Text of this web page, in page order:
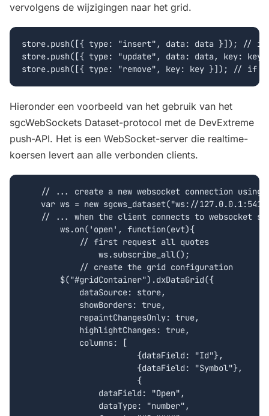
vervolgens de wijzigingen naar het grid.
store.push([{ type: "insert", data: data }]); // if
store.push([{ type: "update", data: data, key:
Hieronder een voorbeeld van het gebruik van het
sgcWebSockets Dataset-protocol met de DevExtreme
push-API. Het is een WebSocket-server die realtime-
koersen levert aan alle verbonden clients.
// ... create a new websocket connection using
var ws = new sgcws_dataset("ws://
// ... when the client connects to websocket
        $("#gridContainer").dxDataGrid({
            dataSource: store,
            showBorders: true,
            repaintChangesOnly: true,
            highlightChanges: true,
            columns: [
                dataField: "Open",
                dataType: "number",